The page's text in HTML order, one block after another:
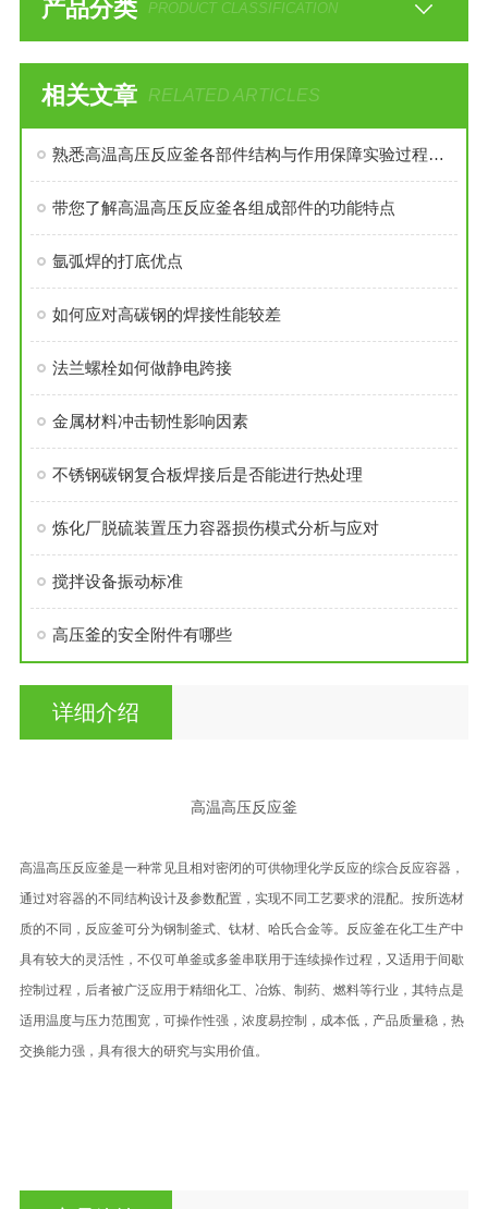
产品分类 PRODUCT CLASSIFICATION
相关文章 RELATED ARTICLES
熟悉高温高压反应釜各部件结构与作用保障实验过程安全稳定
带您了解高温高压反应釜各组成部件的功能特点
氩弧焊的打底优点
如何应对高碳钢的焊接性能较差
法兰螺栓如何做静电跨接
金属材料冲击韧性影响因素
不锈钢碳钢复合板焊接后是否能进行热处理
炼化厂脱硫装置压力容器损伤模式分析与应对
搅拌设备振动标准
高压釜的安全附件有哪些
详细介绍
高温高压反应釜
高温高压反应釜是一种常见且相对密闭的可供物理化学反应的综合反应容器，
通过对容器的不同结构设计及参数配置，实现不同工艺要求的混配。按所选材
质的不同，反应釜可分为钢制釜式、钛材、哈氏合金等。反应釜在化工生产中
具有较大的灵活性，不仅可单釜或多釜串联用于连续操作过程，又适用于间歇
控制过程，后者被广泛应用于精细化工、冶炼、制药、燃料等行业，其特点是
适用温度与压力范围宽，可操作性强，浓度易控制，成本低，产品质量稳，热
交换能力强，具有很大的研究与实用价值。